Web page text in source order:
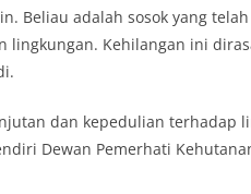
Beliau adalah sosok yang
lingkungan. Kehilangan ini
dan kepedulian terhadap
Dewan Pemerhati